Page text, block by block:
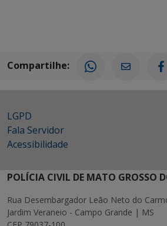
Compartilhe:
LGPD
Fala Servidor
Acessibilidade
POLÍCIA CIVIL DE MATO GROSSO
Rua Desembargador Leão Neto do
Jardim Veraneio - Campo Grande | MS